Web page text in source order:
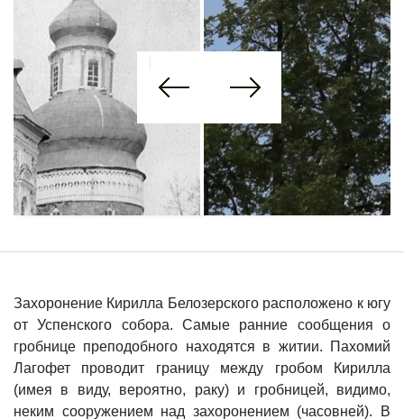
Захоронение Кирилла Белозерского расположено к югу
от Успенского собора. Самые ранние сообщения о
гробнице преподобного находятся в житии. Пахомий
Лагофет проводит границу между гробом Кирилла
(имея в виду, вероятно, раку) и гробницей, видимо,
неким сооружением над захоронением (часовней). В